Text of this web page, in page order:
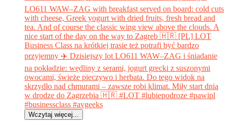
Wczytaj więcej...